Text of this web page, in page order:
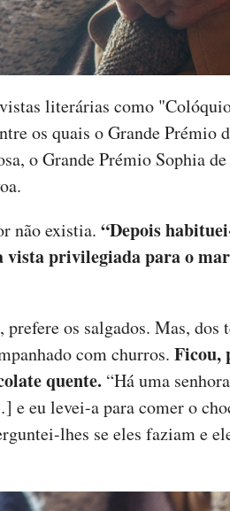
literárias como
os quais o Grande Prémio
o Grande Prémio Sophia
não existia. “Depois
vista privilegiada para o
os salgados. Mas, dos
com churros. Ficou,
quente. “Há uma
e eu levei-a para comer o
lhes se eles faziam e